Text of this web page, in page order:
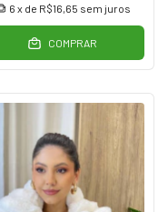
6 x de R$16,65 sem juros
COMPRAR